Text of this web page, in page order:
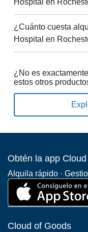
Hospital en
¿Cuánto cuesta
Hospital en
¿No es
estos otros
Obtén la app
Alquila rápido ·
Cloud of Goods